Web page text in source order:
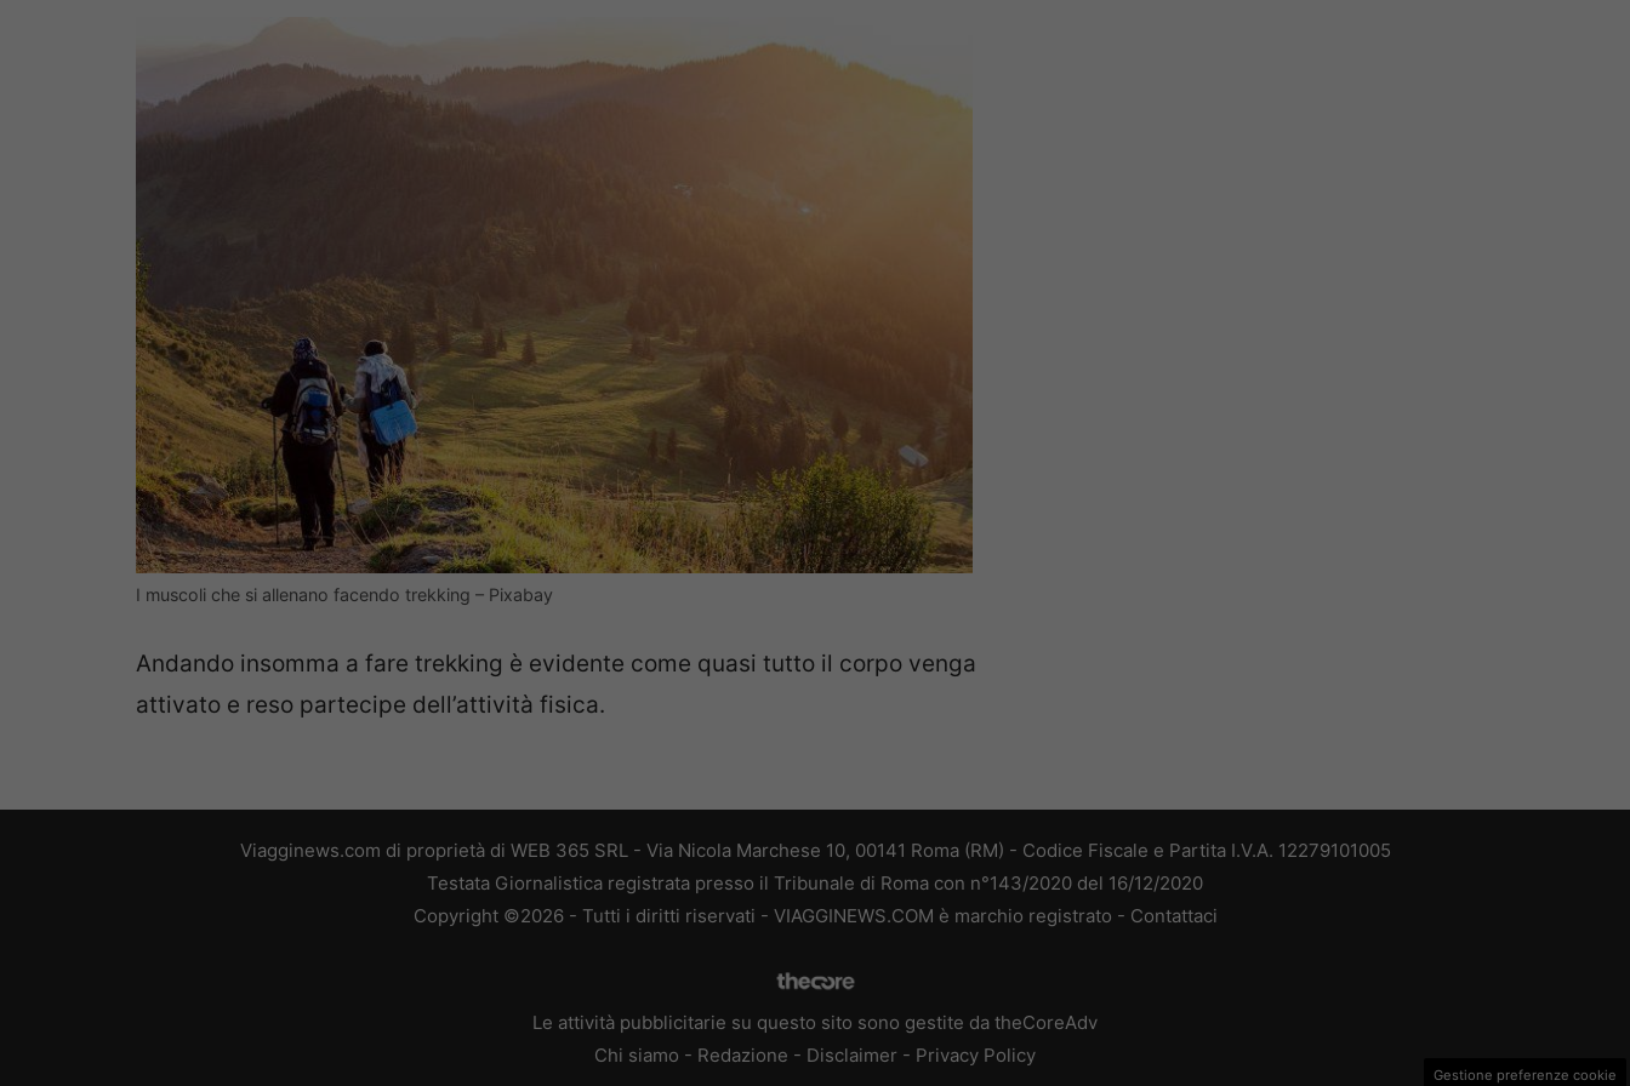
I muscoli che si allenano facendo trekking – Pixabay
Andando insomma a fare trekking è evidente come quasi tutto il corpo venga
attivato e reso partecipe dell’attività fisica.
Viagginews.com di proprietà di WEB 365 SRL - Via Nicola Marchese 10, 00141 Roma (RM) - Codice Fiscale e Partita I.V.A. 12279101005
Testata Giornalistica registrata presso il Tribunale di Roma con n°143/2020 del 16/12/2020
Copyright ©2026 - Tutti i diritti riservati - VIAGGINEWS.COM è marchio registrato - Contattaci
Le attività pubblicitarie su questo sito sono gestite da theCoreAdv
Chi siamo - Redazione - Disclaimer - Privacy Policy
Gestione preferenze cookie